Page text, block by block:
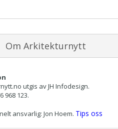
Om Arkitekturnytt
utgis av JH Infodesign.
968 123.
ansvarlig: Jon Hoem. Tips oss